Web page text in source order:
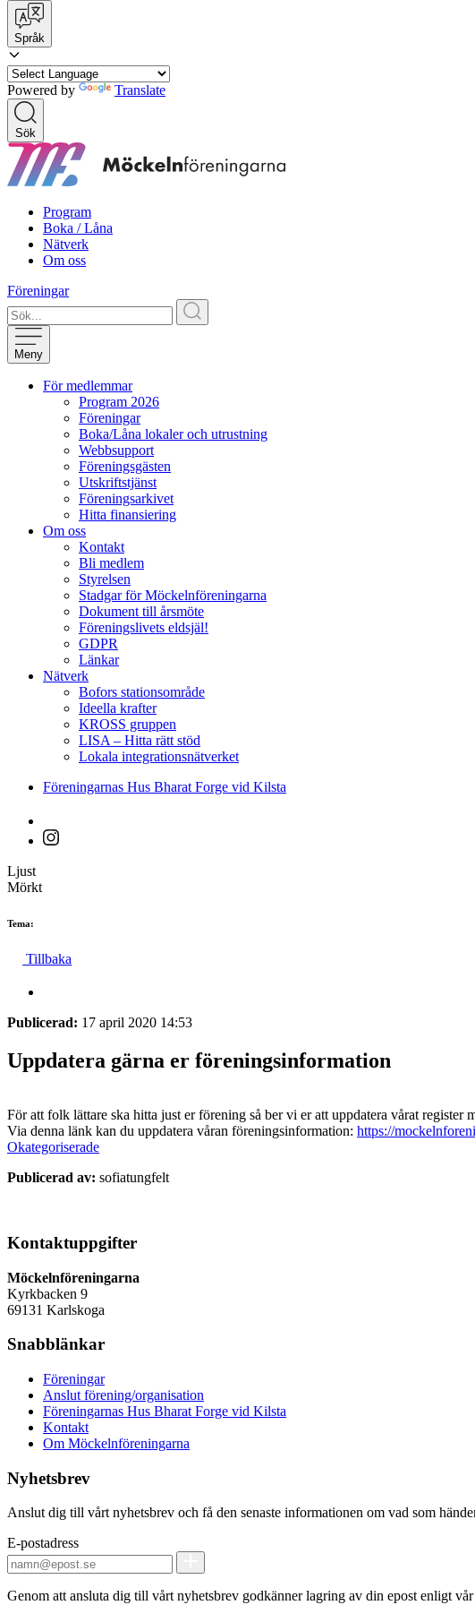
Språk
Powered by Translate
Sök
Program
Boka / Låna
Nätverk
Om oss
Föreningar
Meny
För medlemmar
Program 2026
Föreningar
Boka/Låna lokaler och utrustning
Webbsupport
Föreningsgästen
Utskriftstjänst
Föreningsarkivet
Hitta finansiering
Om oss
Kontakt
Bli medlem
Styrelsen
Stadgar för Möckelnföreningarna
Dokument till årsmöte
Föreningslivets eldsjäl!
GDPR
Länkar
Nätverk
Bofors stationsområde
Ideella krafter
KROSS gruppen
LISA – Hitta rätt stöd
Lokala integrationsnätverket
Föreningarnas Hus Bharat Forge vid Kilsta
Ljust
Mörkt
Tema:
Tillbaka
Publicerad: 17 april 2020 14:53
Uppdatera gärna er föreningsinformation
För att folk lättare ska hitta just er förening så ber vi er att uppdatera vårat
Via denna länk kan du uppdatera våran föreningsinformation: https://
Okategoriserade
Publicerad av: sofiatungfelt
Kontaktuppgifter
Möckelnföreningarna
Kyrkbacken 9
69131 Karlskoga
Snabblänkar
Föreningar
Anslut förening/organisation
Föreningarnas Hus Bharat Forge vid Kilsta
Kontakt
Om Möckelnföreningarna
Nyhetsbrev
Anslut dig till vårt nyhetsbrev och få den senaste informationen om vad som
E-postadress
Genom att ansluta dig till vårt nyhetsbrev godkänner lagring av din epost enligt